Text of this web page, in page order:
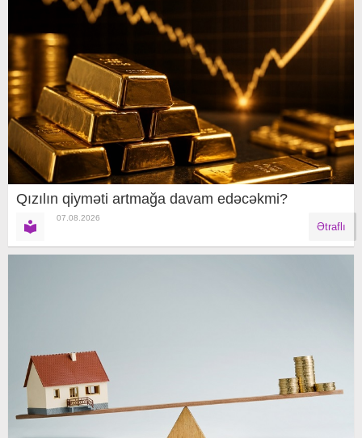
Qızılın qiyməti artmağa davam edəcəkmi?
07.08.2026
Ətraflı